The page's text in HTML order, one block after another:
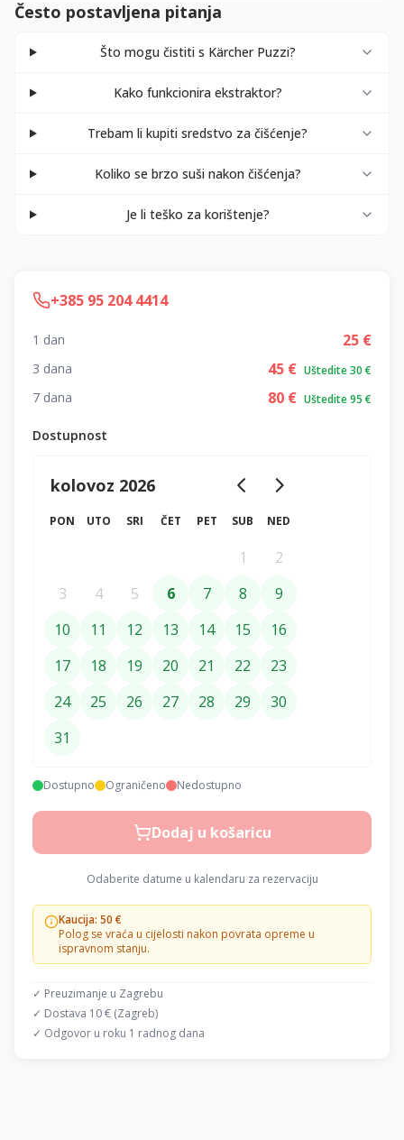
Često postavljena pitanja
Što mogu čistiti s Kärcher Puzzi?
Kako funkcionira ekstraktor?
Trebam li kupiti sredstvo za čišćenje?
Koliko se brzo suši nakon čišćenja?
Je li teško za korištenje?
+385 95 204 4414
1 dan 25 €
3 dana 45 € Uštedite 30 €
7 dana 80 € Uštedite 95 €
Dostupnost
kolovoz 2026
PON UTO SRI ČET PET SUB NED
1
2
3
4 5 6 7 8
9
10
11 12 13 14 15
16
17
18 19 20 21 22
23
24
25 26 27 28 29
30
31
Dostupno Ograničeno Nedostupno
Dodaj u košaricu
Odaberite datume u kalendaru za rezervaciju
Kaucija: 50 €
Polog se vraća u cijelosti nakon povrata opreme u
ispravnom stanju.
✓ Preuzimanje u Zagrebu
✓ Dostava 10 € (Zagreb)
✓ Odgovor u roku 1 radnog dana